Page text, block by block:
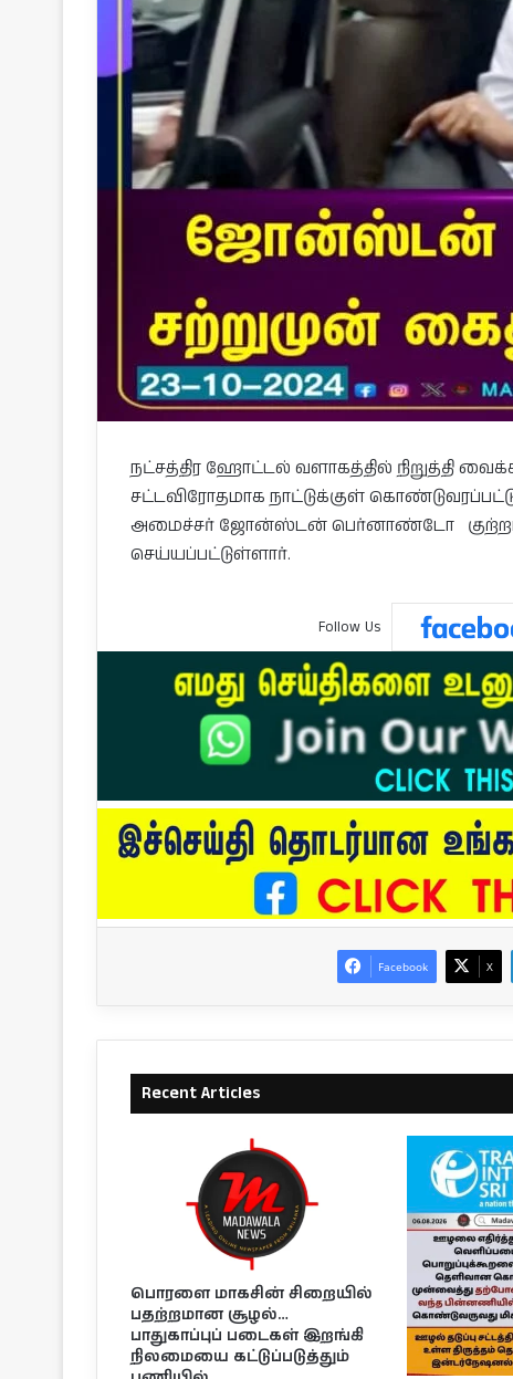
நட்சத்திர ஹோட்டல் வளாகத்தில் நிறுத்தி
சட்டவிரோதமாக நாட்டுக்குள்
அமைச்சர் ஜோன்ஸ்டன் பெர்னாண்டோ குற்றப்
செய்யப்பட்டுள்ளார்.
Follow Us
Facebook X
Recent Articles
பொரளை மாகசின் சிறையில்
பதற்றமான சூழல்…
பாதுகாப்புப் படைகள் இறங்கி
நிலமையை கட்டுப்படுத்தும்